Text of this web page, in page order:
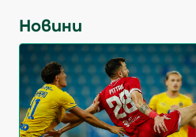
Новини